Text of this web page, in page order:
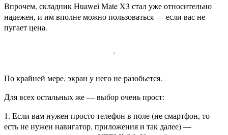
Впрочем, складник Huawei Mate X3 стал уже относительно
надежен, и им вполне можно пользоваться — если вас не
пугает цена.
По крайней мере, экран у него не разобьется.
Для всех остальных же — выбор очень прост:
1. Если вам нужен просто телефон в поле (не смартфон, то
есть не нужен навигатор, приложения и так далее) —